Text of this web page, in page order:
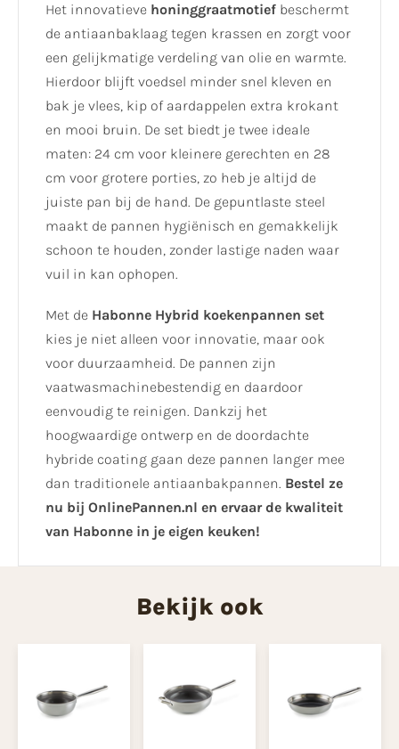
Het innovatieve honinggraatmotief beschermt
de antiaanbaklaag tegen krassen en zorgt voor
een gelijkmatige verdeling van olie en warmte.
Hierdoor blijft voedsel minder snel kleven en
bak je vlees, kip of aardappelen extra krokant
en mooi bruin. De set biedt je twee ideale
maten: 24 cm voor kleinere gerechten en 28
cm voor grotere porties, zo heb je altijd de
juiste pan bij de hand. De gepuntlaste steel
maakt de pannen hygiënisch en gemakkelijk
schoon te houden, zonder lastige naden waar
vuil in kan ophopen.
Met de Habonne Hybrid koekenpannen set
kies je niet alleen voor innovatie, maar ook
voor duurzaamheid. De pannen zijn
vaatwasmachinebestendig en daardoor
eenvoudig te reinigen. Dankzij het
hoogwaardige ontwerp en de doordachte
hybride coating gaan deze pannen langer mee
dan traditionele antiaanbakpannen. Bestel ze
nu bij OnlinePannen.nl en ervaar de kwaliteit
van Habonne in je eigen keuken!
Bekijk ook